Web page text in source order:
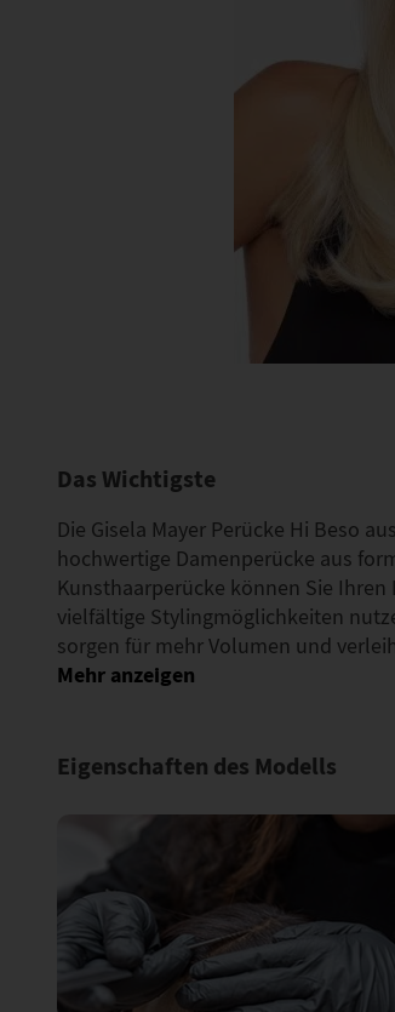
Das Wichtigste
Die Gisela Mayer Perücke Hi Beso
hochwertige Damenperücke aus
Kunsthaarperücke können Sie
vielfältige Stylingmöglichkeiten
sorgen für mehr Volumen und
Eigenschaften des Modells